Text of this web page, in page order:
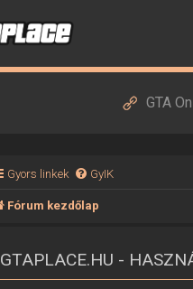
GTA
Gyors linkek GyIK
Fórum kezdőlap
GTAPLACE.HU -